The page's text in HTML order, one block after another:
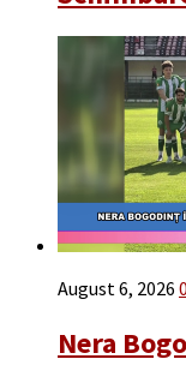
August 6, 2026 0
Nera